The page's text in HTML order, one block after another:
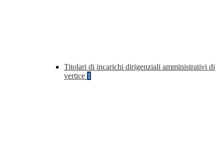
Titolari di incarichi dirigenziali amministrativi di
vertice 1